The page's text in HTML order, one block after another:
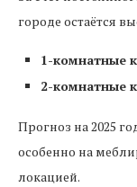
городе остаётся
1-комнатные
2-комнатные
Прогноз на 2025
особенно на
локацией.